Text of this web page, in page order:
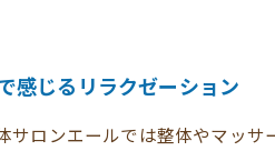
感じるリラクゼーション
サロンエールでは整体やマッ